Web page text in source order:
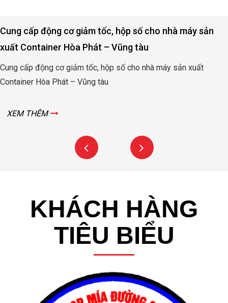
Cung cấp động cơ giảm tốc, hộp số cho nhà máy sản
xuất Container Hòa Phát – Vũng tàu
Cung cấp động cơ giảm tốc, hộp số cho nhà máy sản xuất
Container Hòa Phát – Vũng tàu
XEM THÊM
KHÁCH HÀNG
TIÊU BIỂU